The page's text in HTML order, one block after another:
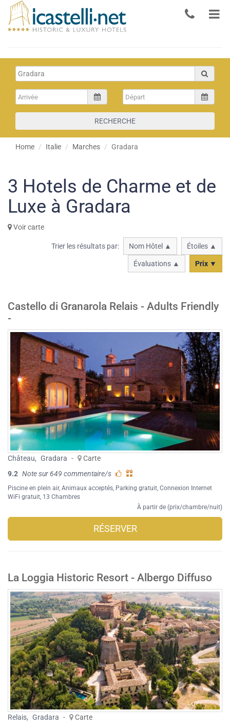
RECHERCHE
Home Italie Marches Gradara
3 Hotels de Charme et de
Luxe à Gradara
Voir carte
Trier les résultats par: Nom Hôtel ▲ Étoiles ▲
Évaluations ▲ Prix ▼
Castello di Granarola Relais - Adults Friendly
-
Château, Gradara -
Carte
9.2 Note sur 649 commentaire/s
Piscine en plein air, Animaux acceptés Parking gratuit Connexion Internet
WiFi gratuit , 13 Chambres
À partir de (prix/chambre/nuit)
RÉSERVER
La Loggia Historic Resort - Albergo Diffuso
Relais, Gradara -
Carte